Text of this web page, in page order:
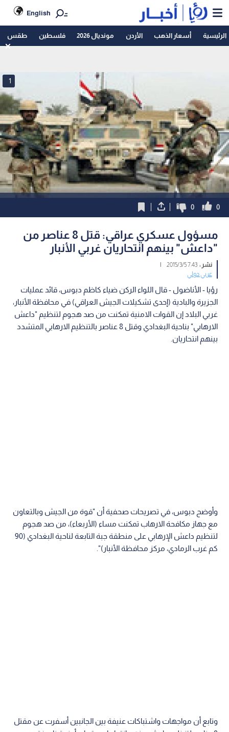
English
الرئيسية أسعار الذهب الأردن مونديال 2026 فلسطين طقس
1
0
0
مسؤول عسكري عراقي: قتل 8 عناصر من
"داعش" بينهم انتحاريان غربي الأنبار
نشر :7:43 2015/3/5
|
عربي دولي
رؤيا - الأناضول - قال اللواء الركن ضياء كاظم دبوس، قائد عمليات
الجزيرة والبادية (إحدى تشكيلات الجيش العراقي) في محافظة الأنبار،
غربي البلاد إن القوات الامنية تمكنت من صد هجوم لتنظيم "داعش
الارهابي" بناحية البغدادي وقتل 8 عناصر بالتنظيم الارهابي المتشدد
بينهم انتحاريان.
وأوضح دبوس، في تصريحات صحفية أن "قوة من الجيش وبالتعاون
مع جهاز مكافحة الارهاب تمكنت مساء (الأربعاء)، من صد هجوم
لتنظيم داعش الإرهابي على منطقة جبة التابعة لناحية البغدادي (90
كم غرب الرمادي، مركز محافظة الأنبار)".
وتابع أن مواجهات واشتباكات عنيفة بين الجانبين أسفرت عن مقتل